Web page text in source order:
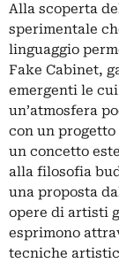
Alla scoperta
sperimentale
linguaggio
Fake Cabinet,
emergenti le
un’atmosfera
con un
un concetto
alla filosofia
una proposta
opere di artisti
esprimono
tecniche